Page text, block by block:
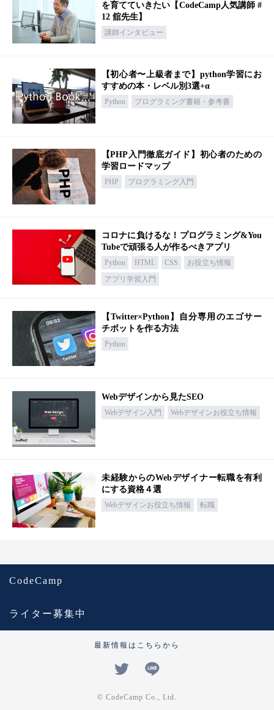
を育てていきたい【CodeCamp人気講師 #
12 舘先生】
講師インタビュー
【初心者〜上級者まで】python学習にお
すすめの本・レベル別3選+α
Python プログラミング書籍・参考書
【PHP入門徹底ガイド】初心者のための
学習ロードマップ
PHP プログラミング入門
コロナに負けるな！プログラミング&You
Tubeで頑張る人が作るべきアプリ
Python HTML CSS
お役立ち情報
アプリ学習入門
【Twitter×Python】自分専用のエゴサー
チボットを作る方法
Python
Webデザインから見たSEO
Webデザイン入門 Webデザインお役立ち情報
未経験からのWebデザイナー転職を有利
にする資格４選
Webデザインお役立ち情報 転職
CodeCamp
ライター募集中
最新情報はこちらから
© CodeCamp Co., Ltd.